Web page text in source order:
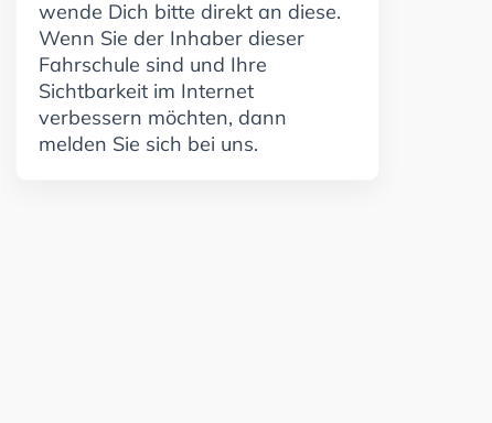
wende Dich bitte direkt an diese.
Wenn Sie der Inhaber dieser
Fahrschule sind und Ihre
Sichtbarkeit im Internet
verbessern möchten, dann
melden Sie sich bei uns.